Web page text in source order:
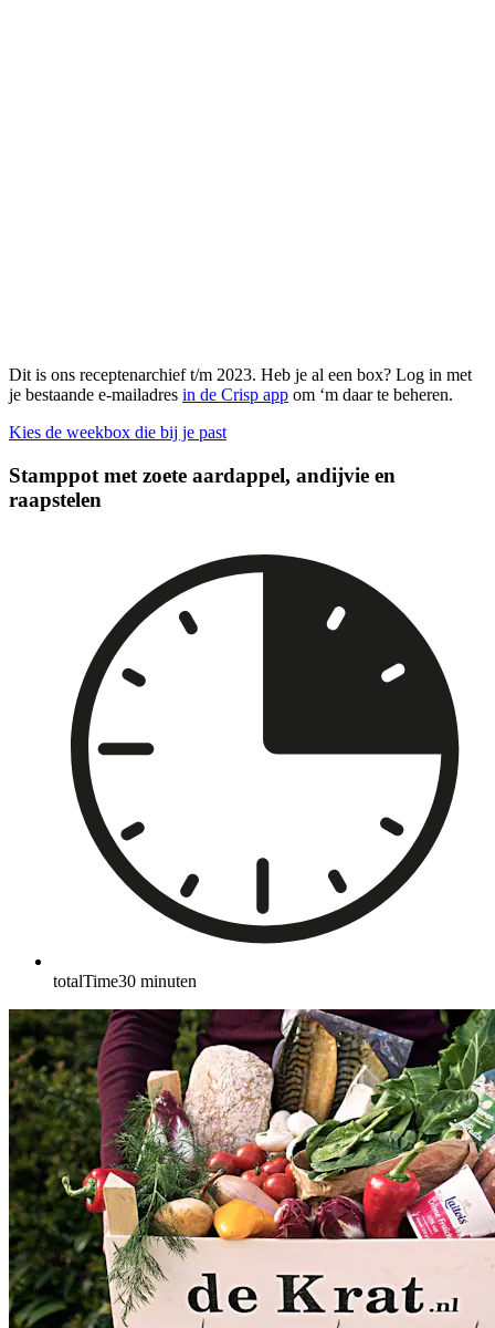
Dit is ons receptenarchief t/m 2023. Heb je al een box? Log in met
je bestaande e-mailadres in de Crisp app om ‘m daar te beheren.
Kies de weekbox die bij je past
Stamppot met zoete aardappel, andijvie en
raapstelen
totalTime30 minuten